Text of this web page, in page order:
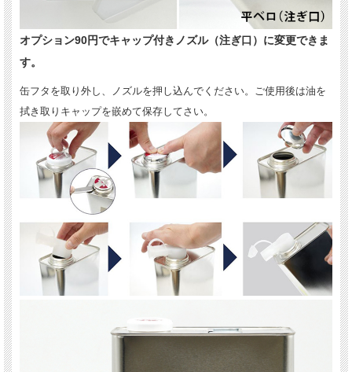
オプション90円でキャップ付きノズル（注ぎ口）に変更できま
す。
缶フタを取り外し、ノズルを押し込んでください。ご使用後は油を
拭き取りキャップを嵌めて保存してさい。